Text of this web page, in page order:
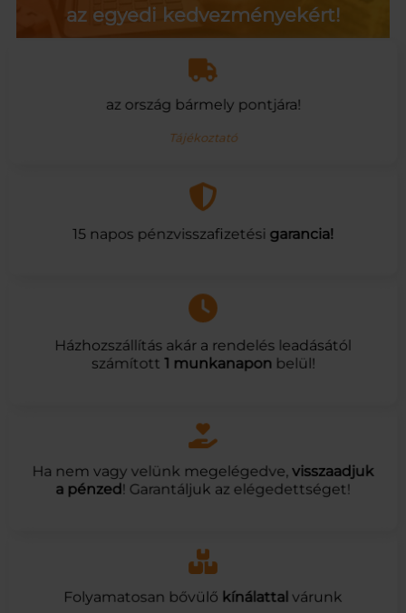
az egyedi kedvezményekért!
az ország bármely pontjára!
Tájékoztató
15 napos pénzvisszafizetési garancia!
Házhozszállítás akár a rendelés leadásától
számított1 munkanaponbelül!
Ha nem vagy velünk megelégedve, visszaadjuk
a pénzed ! Garantáljuk az elégedettséget!
kínálattal várunk